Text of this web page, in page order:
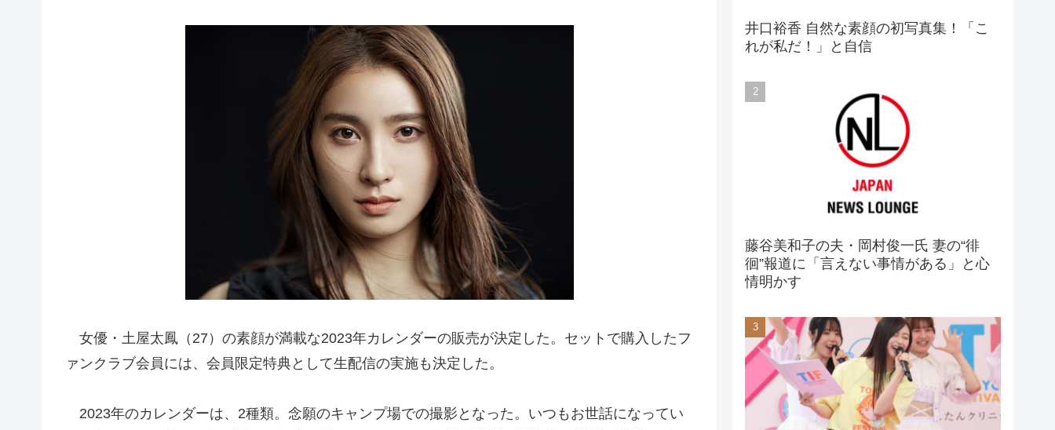
女優・土屋太鳳（27）の素顔が満載な2023年カレンダーの販売が決定した。セットで購入したフ
ァンクラブ会員には、会員限定特典として生配信の実施も決定した。
2023年のカレンダーは、2種類。念願のキャンプ場での撮影となった。いつもお世話になってい
井口裕香 自然な素顔の初写真集！「こ
れが私だ！」と自信
藤谷美和子の夫・岡村俊一氏 妻の“徘
徊”報道に「言えない事情がある」と心
情明かす